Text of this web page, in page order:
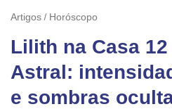
Artigos Horóscopo
Lilith na Casa
Astral:
e sombras